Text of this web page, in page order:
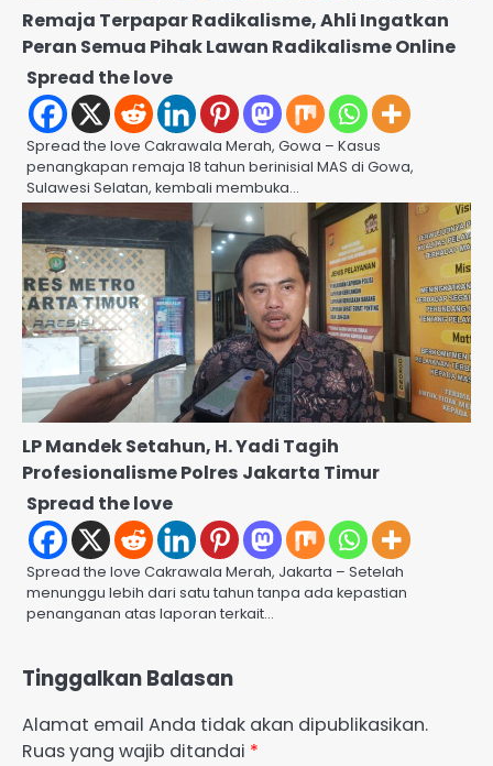
Remaja Terpapar Radikalisme, Ahli Ingatkan
Peran Semua Pihak Lawan Radikalisme Online
Spread the love
Spread the love Cakrawala Merah, Gowa – Kasus
penangkapan remaja 18 tahun berinisial MAS di Gowa,
Sulawesi Selatan, kembali membuka…
LP Mandek Setahun, H. Yadi Tagih
Profesionalisme Polres Jakarta Timur
Spread the love
Spread the love Cakrawala Merah, Jakarta – Setelah
menunggu lebih dari satu tahun tanpa ada kepastian
penanganan atas laporan terkait…
Tinggalkan Balasan
Alamat email Anda tidak akan dipublikasikan.
Ruas yang wajib ditandai *